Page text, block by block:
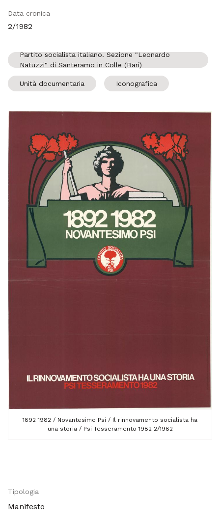
Data cronica
2/1982
Partito socialista italiano. Sezione "Leonardo
Natuzzi" di Santeramo in Colle (Bari)
Unità documentaria Iconografica
1892 1982 / Novantesimo Psi / Il rinnovamento socialista ha
una storia / Psi Tesseramento 1982 2/1982
Tipologia
Manifesto